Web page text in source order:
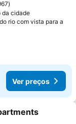
da cidade
rio com vista para a
Ver preços
favoritos